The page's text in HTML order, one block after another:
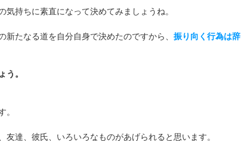
持ちに素直になって決めてみましょうね。
新たなる道を自分自身で決めたのですから、振り向く行為は辞
う。
。
達、彼氏、いろいろなものがあげられると思います。